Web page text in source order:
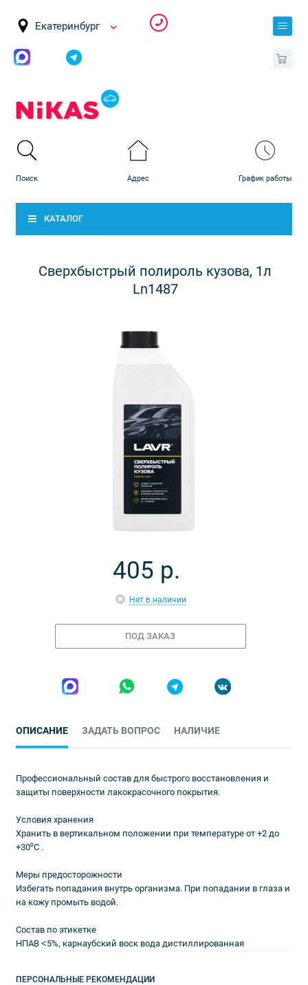
Екатеринбург
КАТАЛОГ
Сверхбыстрый полироль кузова, 1л
Ln1487
405 р.
Нет в наличии
ПОД ЗАКАЗ
ОПИСАНИЕ ЗАДАТЬ ВОПРОС НАЛИЧИЕ
Профессиональный состав для быстрого восстановления и
защиты поверхности лакокрасочного покрытия.
Условия хранения
Хранить в вертикальном положении при температуре от +2 до
+30⁰С .
Меры предосторожности
Избегать попадания внутрь организма. При попадании в глаза и
на кожу промыть водой.
Состав по этикетке
НПАВ ˂5%, карнаубский воск вода дистиллированная
ПЕРСОНАЛЬНЫЕ РЕКОМЕНДАЦИИ